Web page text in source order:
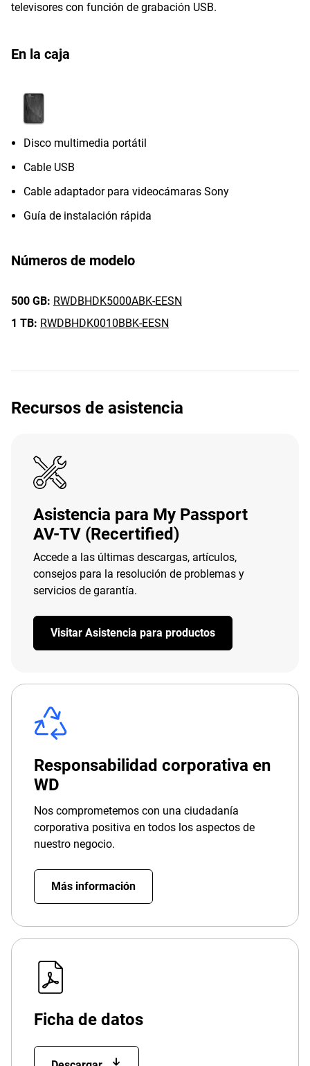
televisores con función de grabación USB.
En la caja
Disco multimedia portátil
Cable USB
Cable adaptador para videocámaras Sony
Guía de instalación rápida
Números de modelo
500 GB: RWDBHDK5000ABK-EESN
1 TB: RWDBHDK0010BBK-EESN
Recursos de asistencia
Asistencia para My Passport
AV-TV (Recertified)
Accede a las últimas descargas, artículos,
consejos para la resolución de problemas y
servicios de garantía.
Visitar Asistencia para productos
Responsabilidad corporativa en
WD
Nos comprometemos con una ciudadanía
corporativa positiva en todos los aspectos de
nuestro negocio.
Más información
Ficha de datos